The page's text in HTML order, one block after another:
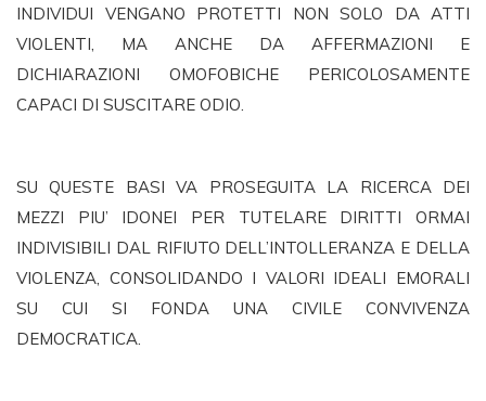
INDIVIDUI VENGANO PROTETTI NON SOLO DA ATTI
VIOLENTI, MA ANCHE DA AFFERMAZIONI E
DICHIARAZIONI OMOFOBICHE PERICOLOSAMENTE
CAPACI DI SUSCITARE ODIO.
SU QUESTE BASI VA PROSEGUITA LA RICERCA DEI
MEZZI PIU’ IDONEI PER TUTELARE DIRITTI ORMAI
INDIVISIBILI DAL RIFIUTO DELL’INTOLLERANZA E DELLA
VIOLENZA, CONSOLIDANDO I VALORI IDEALI EMORALI
SU CUI SI FONDA UNA CIVILE CONVIVENZA
DEMOCRATICA.